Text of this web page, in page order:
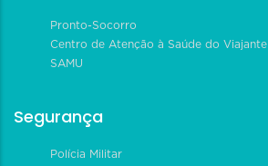
Pronto-Socorro
Centro de Atenção à Saúde do Viajante
SAMU
Segurança
Polícia Militar